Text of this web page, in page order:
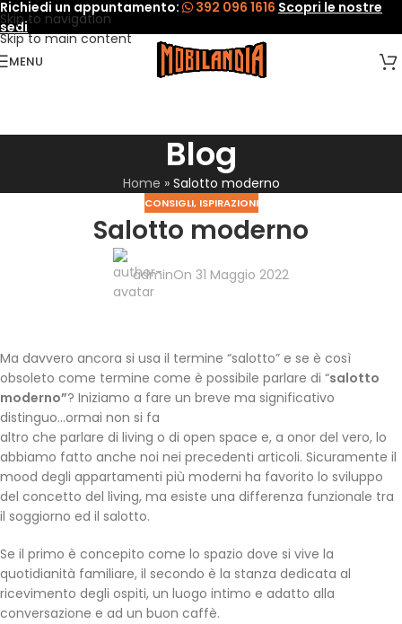
Skip to navigation
Skip to main content
Richiedi un appuntamento: 392 096 1616 Scopri le nostre
sedi
MENU
Blog
Home » Salotto moderno
CONSIGLI, ISPIRAZIONI
Salotto moderno
adminOn 31 Maggio 2022
Ma davvero ancora si usa il termine “salotto” e se è così
obsoleto come termine come è possibile parlare di “salotto
moderno”? Iniziamo a fare un breve ma significativo
distinguo…ormai non si fa
altro che parlare di living o di open space e, a onor del vero, lo
abbiamo fatto anche noi nei precedenti articoli. Sicuramente il
mood degli appartamenti più moderni ha favorito lo sviluppo
del concetto del living, ma esiste una differenza funzionale tra
il soggiorno ed il salotto.
Se il primo è concepito come lo spazio dove si vive la
quotidianità familiare, il secondo è la stanza dedicata al
ricevimento degli ospiti, un luogo intimo e adatto alla
conversazione e ad un buon caffè.